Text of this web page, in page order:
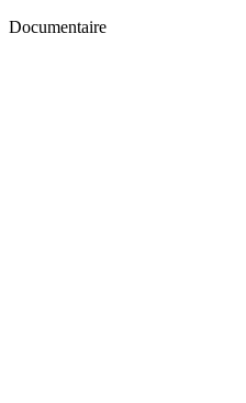
Documentaire